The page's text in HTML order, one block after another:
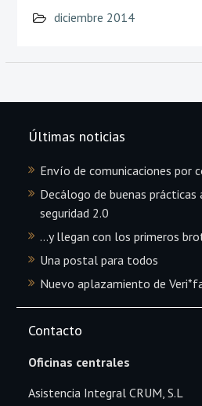
diciembre 2014
Últimas noticias
Envío de comunicaciones por
Decálogo de buenas prácticas
seguridad 2.0
…y llegan con los primeros
Una postal para todos
Nuevo aplazamiento de
Contacto
Oficinas centrales
Asistencia Integral CRUM, S.L